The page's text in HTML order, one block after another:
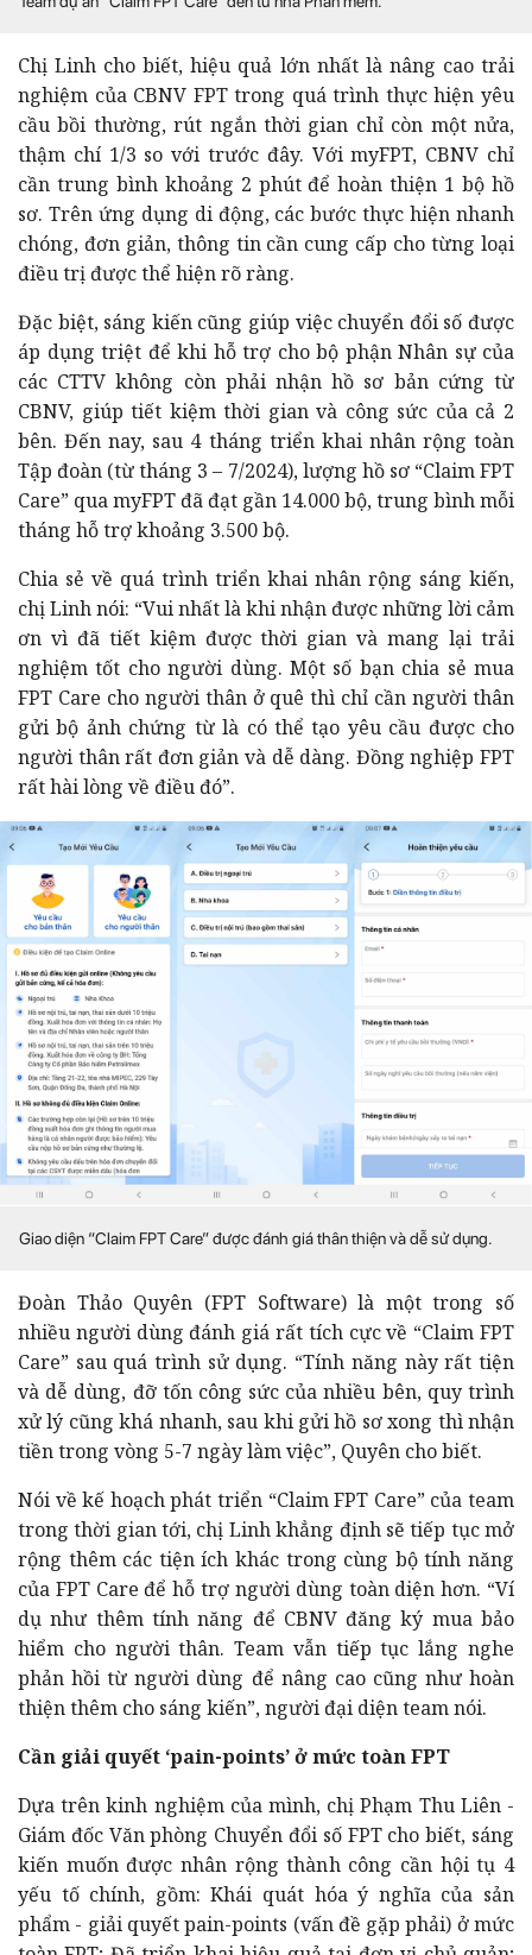
Chị Linh cho biết, hiệu quả lớn nhất là nâng cao trải
nghiệm của CBNV FPT trong quá trình thực hiện yêu
cầu bồi thường, rút ngắn thời gian chỉ còn một nửa,
thậm chí 1/3 so với trước đây. Với myFPT, CBNV chỉ
cần trung bình khoảng 2 phút để hoàn thiện 1 bộ hồ
sơ. Trên ứng dụng di động, các bước thực hiện nhanh
chóng, đơn giản, thông tin cần cung cấp cho từng loại
điều trị được thể hiện rõ ràng.
Đặc biệt, sáng kiến cũng giúp việc chuyển đổi số được
áp dụng triệt để khi hỗ trợ cho bộ phận Nhân sự của
các CTTV không còn phải nhận hồ sơ bản cứng từ
CBNV, giúp tiết kiệm thời gian và công sức của cả 2
bên. Đến nay, sau 4 tháng triển khai nhân rộng toàn
Tập đoàn (từ tháng 3 – 7/2024), lượng hồ sơ “Claim FPT
Care” qua myFPT đã đạt gần 14.000 bộ, trung bình mỗi
tháng hỗ trợ khoảng 3.500 bộ.
Chia sẻ về quá trình triển khai nhân rộng sáng kiến,
chị Linh nói: “Vui nhất là khi nhận được những lời cảm
ơn vì đã tiết kiệm được thời gian và mang lại trải
nghiệm tốt cho người dùng. Một số bạn chia sẻ mua
FPT Care cho người thân ở quê thì chỉ cần người thân
gửi bộ ảnh chứng từ là có thể tạo yêu cầu được cho
người thân rất đơn giản và dễ dàng. Đồng nghiệp FPT
rất hài lòng về điều đó”.
Giao diện “Claim FPT Care” được đánh giá thân thiện và dễ sử dụng.
Đoàn Thảo Quyên (FPT Software) là một trong số
nhiều người dùng đánh giá rất tích cực về “Claim FPT
Care” sau quá trình sử dụng. “Tính năng này rất tiện
và dễ dùng, đỡ tốn công sức của nhiều bên, quy trình
xử lý cũng khá nhanh, sau khi gửi hồ sơ xong thì nhận
tiền trong vòng 5-7 ngày làm việc”, Quyên cho biết.
Nói về kế hoạch phát triển “Claim FPT Care” của team
trong thời gian tới, chị Linh khẳng định sẽ tiếp tục mở
rộng thêm các tiện ích khác trong cùng bộ tính năng
của FPT Care để hỗ trợ người dùng toàn diện hơn. “Ví
dụ như thêm tính năng để CBNV đăng ký mua bảo
hiểm cho người thân. Team vẫn tiếp tục lắng nghe
phản hồi từ người dùng để nâng cao cũng như hoàn
thiện thêm cho sáng kiến”, người đại diện team nói.
Cần giải quyết ‘pain-points’ ở mức toàn FPT
Dựa trên kinh nghiệm của mình, chị Phạm Thu Liên -
Giám đốc Văn phòng Chuyển đổi số FPT cho biết, sáng
kiến muốn được nhân rộng thành công cần hội tụ 4
yếu tố chính, gồm: Khái quát hóa ý nghĩa của sản
phẩm - giải quyết pain-points (vấn đề gặp phải) ở mức